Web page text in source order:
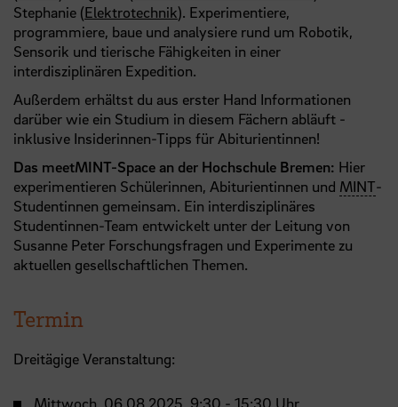
Stephanie (Elektrotechnik). Experimentiere,
programmiere, baue und analysiere rund um Robotik,
Sensorik und tierische Fähigkeiten in einer
interdisziplinären Expedition.
Außerdem erhältst du aus erster Hand Informationen
darüber wie ein Studium in diesem Fächern abläuft -
inklusive Insiderinnen-Tipps für Abiturientinnen!
Das meetMINT-Space an der Hochschule Bremen: Hier
experimentieren Schülerinnen, Abiturientinnen und MINT-
Studentinnen gemeinsam. Ein interdisziplinäres
Studentinnen-Team entwickelt unter der Leitung von
Susanne Peter Forschungsfragen und Experimente zu
aktuellen gesellschaftlichen Themen.
Termin
Dreitägige Veranstaltung:
Mittwoch, 06.08.2025, 9:30 - 15:30 Uhr